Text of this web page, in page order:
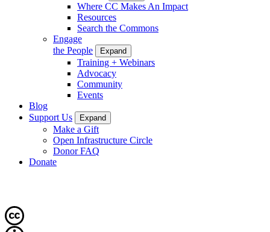
Where CC Makes An Impact
Resources
Search the Commons
Engage
the People
Expand
Training + Webinars
Advocacy
Community
Events
Blog
Support Us
Expand
Make a Gift
Open Infrastructure Circle
Donor FAQ
Donate